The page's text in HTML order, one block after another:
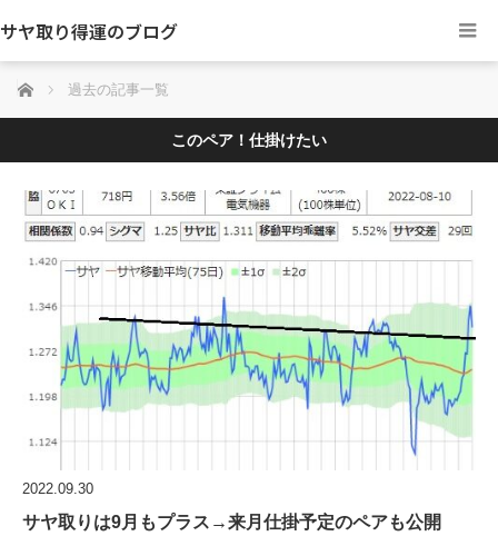
サヤ取り得運のブログ
ホーム 過去の記事一覧
このペア！仕掛けたい
2022.09.30
サヤ取りは9月もプラス→来月仕掛予定のペアも公開